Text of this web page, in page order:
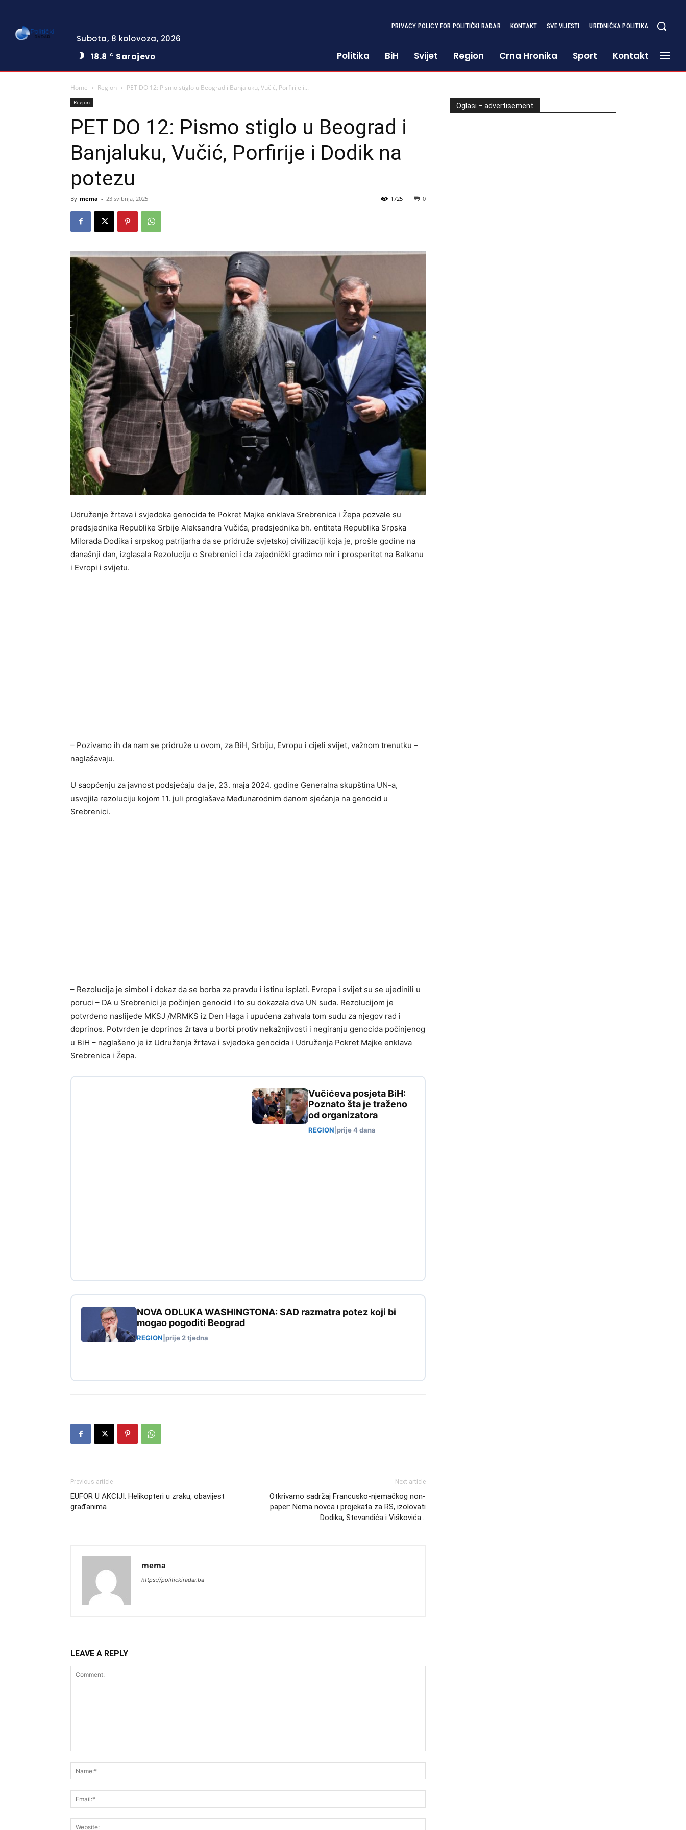
Subota, 8 kolovoza, 2026
18.8
C Sarajevo
PRIVACY POLICY FOR POLITIČKI RADAR KONTAKT SVE VIJESTI UREDNIČKA POLITIKA
Politika BiH Svijet Region Crna Hronika Sport Kontakt
Home Region PET DO 12: Pismo stiglo u Beograd i Banjaluku, Vučić, Porfirije i...
Region
PET DO 12: Pismo stiglo u Beograd i
Banjaluku, Vučić, Porfirije i Dodik na
potezu
By mema - 23 svibnja, 2025 0
1725
Udruženje žrtava i svjedoka genocida te Pokret Majke enklava Srebrenica i Žepa pozvale su
predsjednika Republike Srbije Aleksandra Vučića, predsjednika bh. entiteta Republika Srpska
Milorada Dodika i srpskog patrijarha da se pridruže svjetskoj civilizaciji koja je, prošle godine na
današnji dan, izglasala Rezoluciju o Srebrenici i da zajednički gradimo mir i prosperitet na Balkanu
i Evropi i svijetu.
– Pozivamo ih da nam se pridruže u ovom, za BiH, Srbiju, Evropu i cijeli svijet, važnom trenutku –
naglašavaju.
U saopćenju za javnost podsjećaju da je, 23. maja 2024. godine Generalna skupština UN-a,
usvojila rezoluciju kojom 11. juli proglašava Međunarodnim danom sjećanja na genocid u
Srebrenici.
– Rezolucija je simbol i dokaz da se borba za pravdu i istinu isplati. Evropa i svijet su se ujedinili u
poruci – DA u Srebrenici je počinjen genocid i to su dokazala dva UN suda. Rezolucijom je
potvrđeno naslijeđe MKSJ /MRMKS iz Den Haga i upućena zahvala tom sudu za njegov rad i
doprinos. Potvrđen je doprinos žrtava u borbi protiv nekažnjivosti i negiranju genocida počinjenog
u BiH – naglašeno je iz Udruženja žrtava i svjedoka genocida i Udruženja Pokret Majke enklava
Srebrenica i Žepa.
Vučićeva posjeta BiH:
Poznato šta je traženo
od organizatora
REGION prije 4 dana
NOVA ODLUKA WASHINGTONA: SAD razmatra potez koji bi
mogao pogoditi Beograd
REGION prije 2 tjedna
Previous article
EUFOR U AKCIJI: Helikopteri u zraku, obavijest
građanima
Next article
Otkrivamo sadržaj Francusko-njemačkog non-
paper: Nema novca i projekata za RS, izolovati
Dodika, Stevandića i Viškovića…
mema
https://politickiradar.ba
LEAVE A REPLY
Oglasi – advertisement